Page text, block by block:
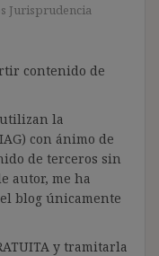
Jurisprudencia
contenido de
la
con ánimo de
de terceros sin
autor, me ha
blog únicamente
y tramitarla